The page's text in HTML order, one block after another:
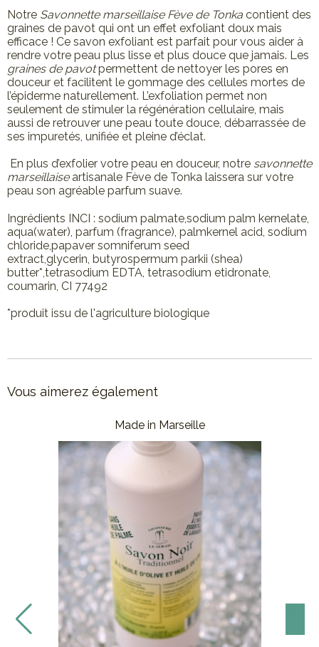
Notre Savonnette marseillaise Fève de Tonka contient des
graines de pavot qui ont un effet exfoliant doux mais
efficace ! Ce savon exfoliant est parfait pour vous aider à
rendre votre peau plus lisse et plus douce que jamais. Les
graines de pavotpermettent de nettoyer les pores en
douceur et facilitent le gommage des cellules mortes de
l’épiderme naturellement. L’exfoliation permet non
seulement de stimuler la régénération cellulaire, mais
aussi de retrouver une peau toute douce, débarrassée de
ses impuretés, unifiée et pleine d’éclat.
En plus d’exfolier votre peau en douceur, notre savonnette
marseillaiseartisanale Fève de Tonka laissera sur votre
peau son agréable parfum suave.
Ingrédients INCI : sodium palmate,sodium palm kernelate,
aqua(water), parfum (fragrance), palmkernel acid, sodium
chloride,papaver somniferum seed
extract,glycerin, butyrospermum parkii (shea)
butter*,tetrasodium EDTA, tetrasodium etidronate,
coumarin, CI 77492
*produit issu de l'agriculture biologique
Vous aimerez également